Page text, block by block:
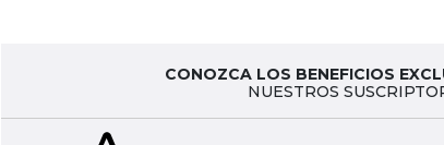
CONOZCA LOS BENEFICIOS
NUESTROS